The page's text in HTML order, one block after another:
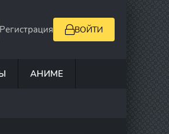
Регистрация ВОЙТИ
АНИМЕ